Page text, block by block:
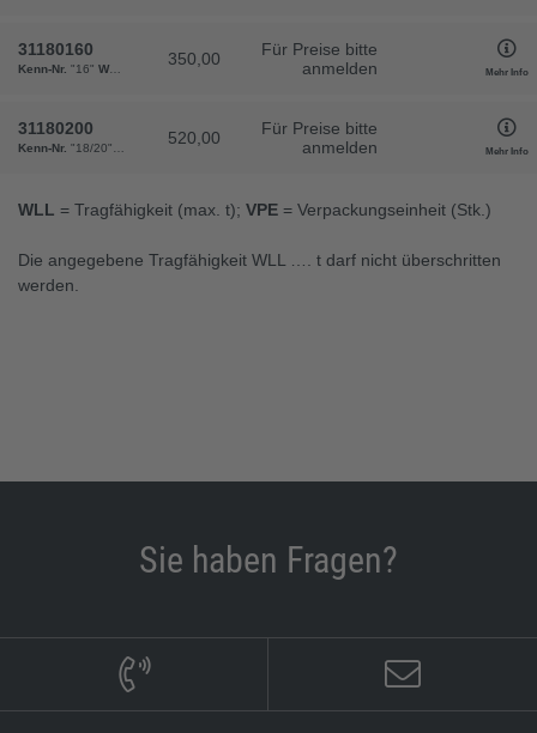
31180160
Kenn-Nr. "16" WLL b"161"d"42" l2"170" m"44" VPE"1"
350,00
Für Preise bitte
anmelden
Mehr Info
31180200
Kenn-Nr. "18/20" "12,50"b"188" "254"l2"204"m "520"VPE
520,00
Für Preise bitte
anmelden
Mehr Info
WLL = Tragfähigkeit (max. t); VPE = Verpackungseinheit (Stk.)
Die angegebene Tragfähigkeit WLL …. t darf nicht überschritten
werden.
Sie haben Fragen?